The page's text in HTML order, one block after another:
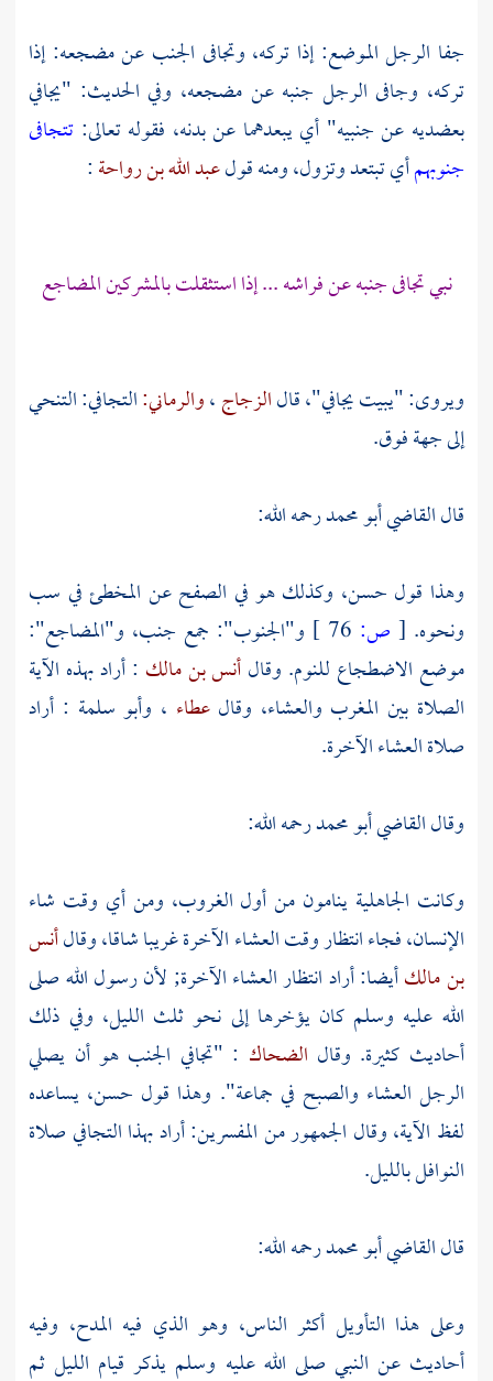
جفا الرجل الموضع: إذا تركه، وتجافى الجنب عن مضجعه: إذا
تركه، وجافى الرجل جنبه عن مضجعه، وفي الحديث: "يجافي
بعضديه عن جنبيه" أي يبعدهما عن بدنه، فقوله تعالى: تتجافى
جنوبهمأي تبتعد وتزول، ومنه قولعبد الله بن رواحة:
نبي تجافى جنبه عن فراشه ... إذا استثقلت بالمشركين المضاجع
ويروى: "يبيت يجافي"، قالالزجاج،والرماني:التجافي: التنحي
إلى جهة فوق.
قالالقاضي أبو محمدرحمه الله:
وهذا قول حسن، وكذلك هو في الصفح عن المخطئ في سب
ونحوه. [ ص:
و"الجنوب": جمع جنب، و"المضاجع":
موضع الاضطجاع للنوم. وقالأنس بن مالك : أراد بهذه الآية
الصلاة بين المغرب والعشاء، وقالعطاء ، وأبو سلمة : أراد
صلاة العشاء الآخرة.
وقالالقاضي أبو محمدرحمه الله:
وكانت الجاهلية ينامون من أول الغروب، ومن أي وقت شاء
الإنسان، فجاء انتظار وقت العشاء الآخرة غريبا شاقا، وقالأنس
بن مالكأيضا: أراد انتظار العشاء الآخرة; لأن رسول الله صلى
الله عليه وسلم كان يؤخرها إلى نحو ثلث الليل، وفي ذلك
أحاديث كثيرة. وقال الضحاك : "تجافي الجنب هو أن يصلي
الرجل العشاء والصبح في جماعة". وهذا قول حسن، يساعده
لفظ الآية، وقال الجمهور من المفسرين: أراد بهذا التجافي صلاة
النوافل بالليل.
قالالقاضي أبو محمدرحمه الله:
وعلى هذا التأويل أكثر الناس، وهو الذي فيه المدح، وفيه
أحاديث عن النبي صلى الله عليه وسلم يذكر قيام الليل ثم